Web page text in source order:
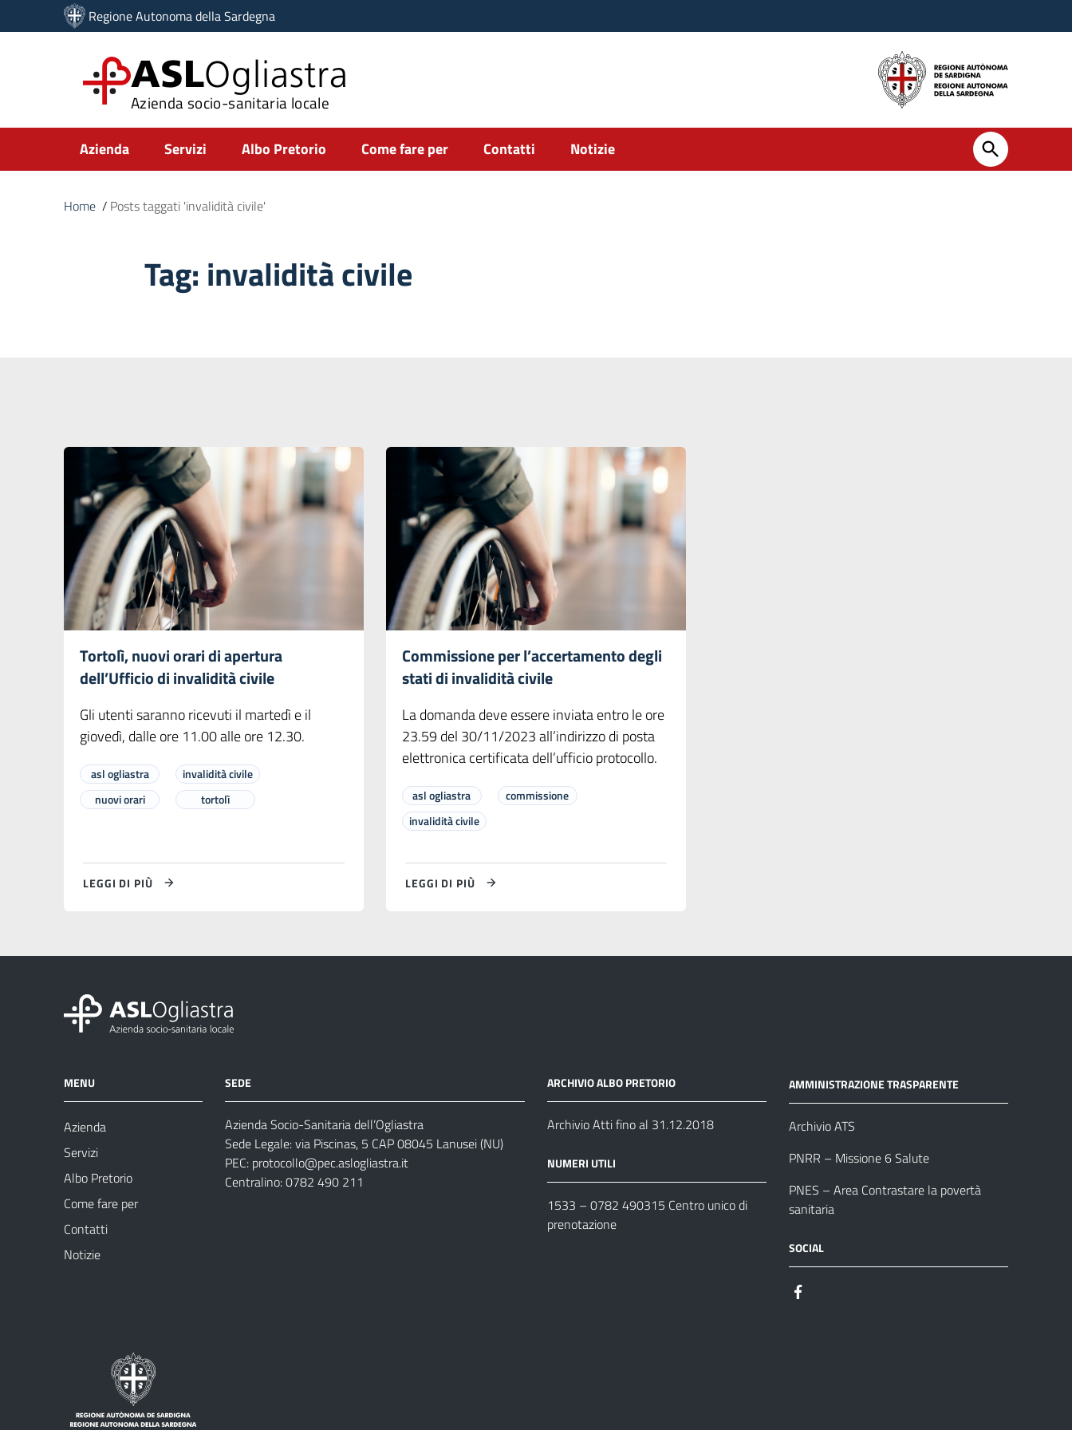
Vai ai contenuti
Vai al menu di navigazione
Regione Autonoma della Sardegna
ASLOgliastra
Azienda socio-sanitaria locale
Submenu
Azienda Servizi Albo Pretorio Come fare per Contatti Notizie
Home / Posts taggati 'invalidità civile'
Tag: invalidità civile
Tortolì, nuovi orari di apertura
dell’Ufficio di invalidità civile
Gli utenti saranno ricevuti il martedì e il
giovedì, dalle ore 11.00 alle ore 12.30.
asl ogliastra
invalidità civile
nuovi orari
tortolì
LEGGI DI PIÙ
Commissione per l’accertamento degli
stati di invalidità civile
La domanda deve essere inviata entro le ore
23.59 del 30/11/2023 all’indirizzo di posta
elettronica certificata dell’ufficio protocollo.
asl ogliastra
commissione
invalidità civile
LEGGI DI PIÙ
MENU
Azienda
Servizi
Albo Pretorio
Come fare per
Contatti
Notizie
SEDE
Azienda Socio-Sanitaria dell’Ogliastra
Sede Legale: via Piscinas, 5 CAP 08045 Lanusei (NU)
PEC: protocollo@pec.aslogliastra.it
Centralino: 0782 490 211
ARCHIVIO ALBO PRETORIO
Archivio Atti fino al 31.12.2018
NUMERI UTILI
1533 – 0782 490315 Centro unico di
prenotazione
AMMINISTRAZIONE TRASPARENTE
Archivio ATS
PNRR – Missione 6 Salute
PNES – Area Contrastare la povertà
sanitaria
SOCIAL